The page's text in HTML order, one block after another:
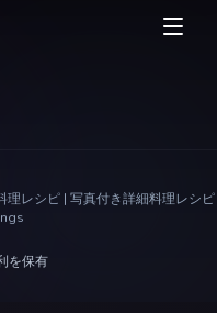
理レシピ | 写真付き詳細料理レシ
を保有